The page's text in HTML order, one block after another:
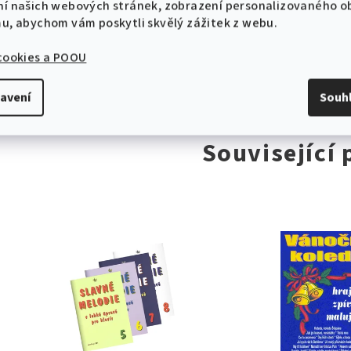
našich webových stránek, zobrazení personalizovaného
abychom vám poskytli skvělý zážitek z webu.
a POOU
Položka byla vyprodána…
Související
Zásady zpracování osobních údajů